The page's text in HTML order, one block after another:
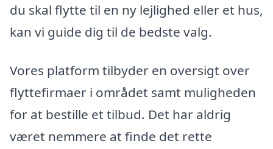
du skal flytte til en ny lejlighed eller et hus,
kan vi guide dig til de bedste valg.
Vores platform tilbyder en oversigt over
flyttefirmaer i området samt muligheden
for at bestille et tilbud. Det har aldrig
været nemmere at finde det rette